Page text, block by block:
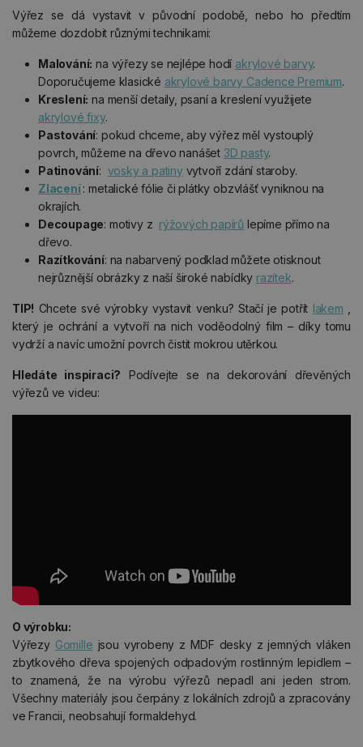
Výřez se dá vystavit v původní podobě, nebo ho předtím
můžeme dozdobit různými technikami:
Malování: na výřezy se nejlépe hodí akrylové barvy.
Doporučujeme klasické akrylové barvy Cadence Premium.
Kreslení: na menší detaily, psaní a kreslení využijete
akrylové fixy.
Pastování: pokud chceme, aby výřez měl vystouplý
povrch, můžeme na dřevo nanášet 3D pasty.
Patinování: vosky a patinyvytvoří zdání staroby.
Zlacení: metalické fólie či plátky obzvlášť vyniknou na
okrajích.
Decoupage: motivy z rýžových papírů lepíme přímo na
dřevo.
Razítkování: na nabarvený podklad můžete otisknout
nejrůznější obrázky z naší široké nabídky razítek.
TIP! Chcete své výrobky vystavit venku? Stačí je potřít lakem
který je ochrání a vytvoří na nich voděodolný film – díky tomu
vydrží a navíc umožní povrch čistit mokrou utěrkou.
Hledáte inspiraci? Podívejte se na dekorování dřevěných
výřezů ve videu:
O výrobku:
Výřezy Gomille jsou vyrobeny z MDF desky z jemných vláken
zbytkového dřeva spojených odpadovým rostlinným lepidlem –
to znamená, že na výrobu výřezů nepadl ani jeden strom.
Všechny materiály jsou čerpány z lokálních zdrojů a zpracovány
ve Francii, neobsahují formaldehyd.